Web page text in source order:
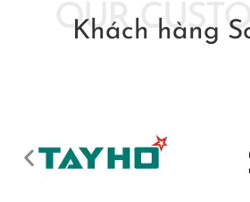
OUR
Khách hàng